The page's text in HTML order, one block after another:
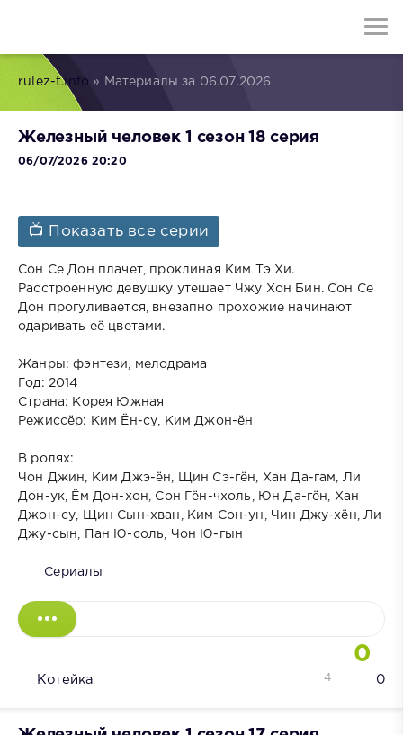
rulez-t.info » Материалы за 06.07.2026
Железный человек 1 сезон 18 серия
06/07/2026 20:20
📺 Показать все серии
Сон Се Дон плачет, проклиная Ким Тэ Хи.
Расстроенную девушку утешает Чжу Хон Бин. Сон Се
Дон прогуливается, внезапно прохожие начинают
одаривать её цветами.
Жанры: фэнтези, мелодрама
Год: 2014
Страна: Корея Южная
Режиссёр: Ким Ён-су, Ким Джон-ён
В ролях:
Чон Джин, Ким Джэ-ён, Щин Сэ-гён, Хан Да-гам, Ли
Дон-ук, Ём Дон-хон, Сон Гён-чхоль, Юн Да-гён, Хан
Джон-су, Щин Сын-хван, Ким Сон-ун, Чин Джу-хён, Ли
Джу-сын, Пан Ю-соль, Чон Ю-гын
Сериалы
0
Котейка 0
4